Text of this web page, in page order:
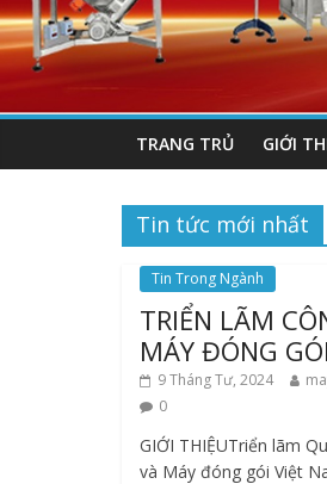
TRANG TRỦ GIỚI
Tin tức mới nhất
Tin Trong Ngành
TRIỂN LÃM
MÁY ĐÓNG
9 Tháng Tư, 2024
0
GIỚI THIỆUTriển lãm
và Máy đóng gói Việt